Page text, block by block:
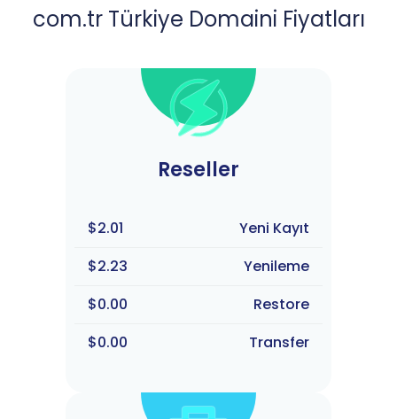
com.tr Türkiye Domaini Fiyatları
Reseller
$2.01
Yeni Kayıt
$2.23
Yenileme
$0.00
Restore
$0.00
Transfer